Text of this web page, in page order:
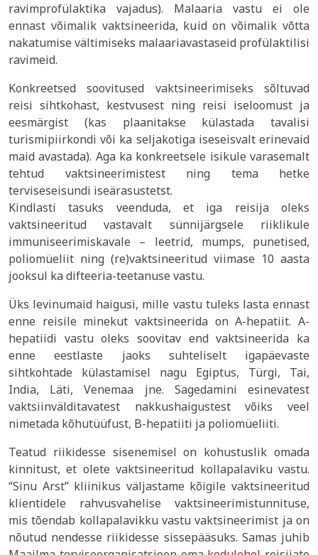
ravimprofülaktika vajadus). Malaaria vastu ei ole
ennast võimalik vaktsineerida, kuid on võimalik võtta
nakatumise vältimiseks malaariavastaseid profülaktilisi
ravimeid.
Konkreetsed soovitused vaktsineerimiseks sõltuvad
reisi sihtkohast, kestvusest ning reisi iseloomust ja
eesmärgist (kas plaanitakse külastada tavalisi
turismipiirkondi või ka seljakotiga iseseisvalt erinevaid
maid avastada). Aga ka konkreetsele isikule varasemalt
tehtud vaktsineerimistest ning tema hetke
terviseseisundi iseärasustetst.
Kindlasti tasuks veenduda, et iga reisija oleks
vaktsineeritud vastavalt sünnijärgsele riiklikule
immuniseerimiskavale – leetrid, mumps, punetised,
poliomüeliit ning (re)vaktsineeritud viimase 10 aasta
jooksul ka difteeria-teetanuse vastu.
Üks levinumaid haigusi, mille vastu tuleks lasta ennast
enne reisile minekut vaktsineerida on A-hepatiit. A-
hepatiidi vastu oleks soovitav end vaktsineerida ka
enne eestlaste jaoks suhteliselt igapäevaste
sihtkohtade külastamisel nagu Egiptus, Türgi, Tai,
India, Läti, Venemaa jne. Sagedamini esinevatest
vaktsiinvälditavatest nakkushaigustest võiks veel
nimetada kõhutüüfust, B-hepatiiti ja poliomüeliiti.
Teatud riikidesse sisenemisel on kohustuslik omada
kinnitust, et olete vaktsineeritud kollapalaviku vastu.
“Sinu Arst” kliinikus väljastame kõigile vaktsineeritud
klientidele rahvusvahelise vaktsineerimistunnituse,
mis tõendab kollapalavikku vastu vaktsineerimist ja on
nõutud nendesse riikidesse sissepääsuks. Samas juhib